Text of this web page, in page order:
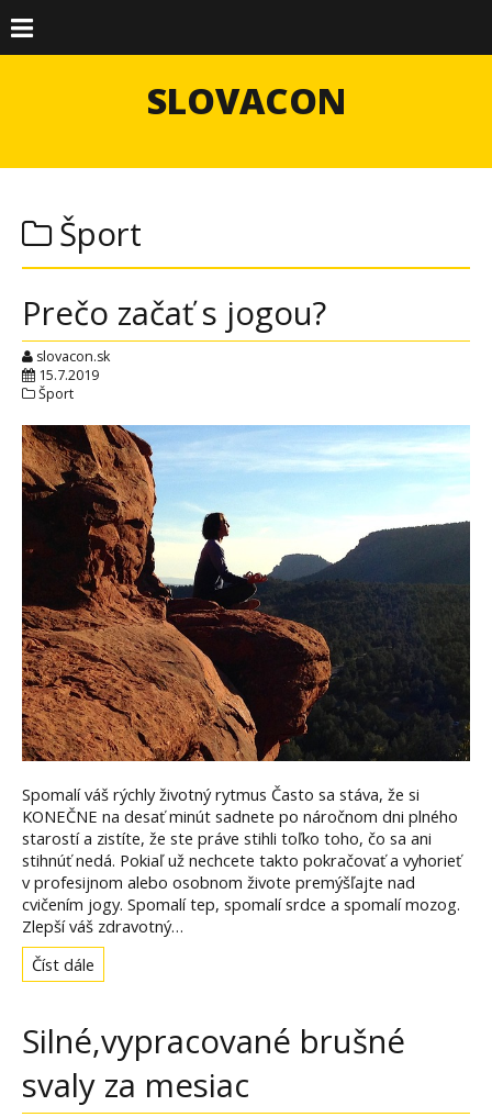
SLOVACON
Šport
Prečo začať s jogou?
slovacon.sk
15.7.2019
Šport
Spomalí váš rýchly životný rytmus Často sa stáva, že si
KONEČNE na desať minút sadnete po náročnom dni plného
starostí a zistíte, že ste práve stihli toľko toho, čo sa ani
stihnúť nedá. Pokiaľ už nechcete takto pokračovať a vyhorieť
v profesijnom alebo osobnom živote premýšľajte nad
cvičením jogy. Spomalí tep, spomalí srdce a spomalí mozog.
Zlepší váš zdravotný…
Číst dále
Silné,vypracované brušné
svaly za mesiac